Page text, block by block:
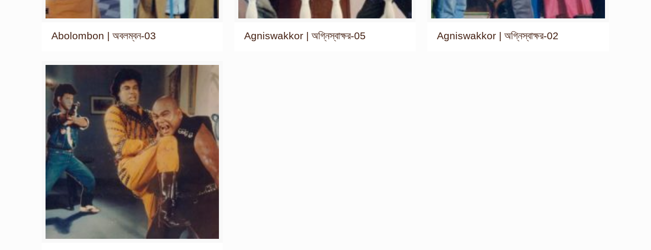
Abolombon | অবলম্বন-03 Agniswakkor | অগ্নিস্বাক্ষর-05 Agniswakkor | অগ্নিস্বাক্ষর-02